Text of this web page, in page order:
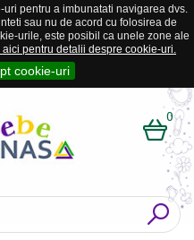
pentru a imbunatati navigarea dvs.
sau nu de acord cu folosirea de
urile, este posibil ca unele zone ale
aici pentru detalii despre cookie-uri.
cookie-uri
0